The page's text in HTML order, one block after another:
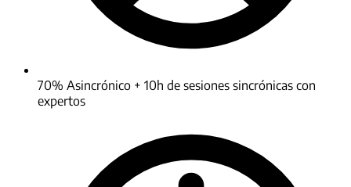
70% Asincrónico + 10h de sesiones sincrónicas con
expertos